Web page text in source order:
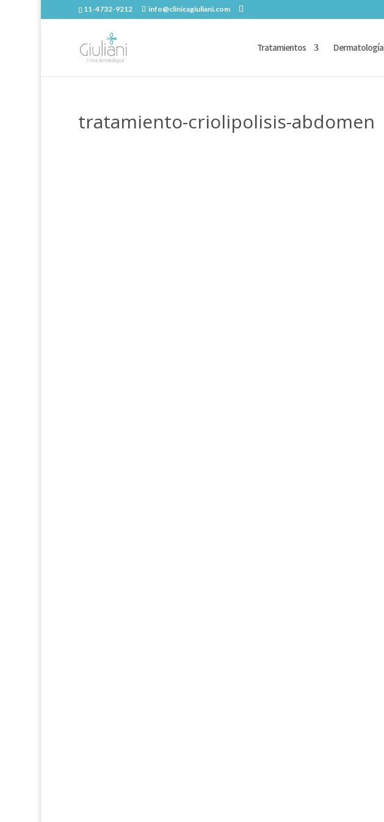
11-4732-9212 info@clinicagiuliani.com
Tratamientos Dermatología
tratamiento-criolipolisis-abdomen